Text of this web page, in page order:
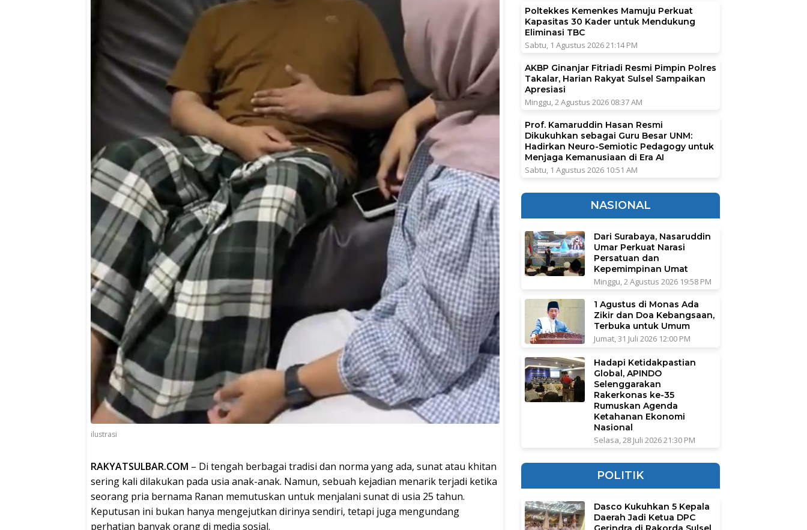
ilustrasi
RAKYATSULBAR.COM – Di tengah berbagai tradisi dan norma yang ada, sunat atau khitan
sering kali dilakukan pada usia anak-anak. Namun, sebuah kejadian menarik terjadi ketika
seorang pria bernama Ranan memutuskan untuk menjalani sunat di usia 25 tahun.
Keputusan ini bukan hanya mengejutkan dirinya sendiri, tetapi juga mengundang
perhatian banyak orang di media sosial.
Poltekkes Kemenkes Mamuju Perkuat
Kapasitas 30 Kader untuk Mendukung
Eliminasi TBC
Sabtu, 1 Agustus 2026 21:14 PM
AKBP Ginanjar Fitriadi Resmi Pimpin Polres
Takalar, Harian Rakyat Sulsel Sampaikan
Apresiasi
Minggu, 2 Agustus 2026 08:37 AM
Prof. Kamaruddin Hasan Resmi
Dikukuhkan sebagai Guru Besar UNM:
Hadirkan Neuro-Semiotic Pedagogy untuk
Menjaga Kemanusiaan di Era AI
Sabtu, 1 Agustus 2026 10:51 AM
NASIONAL
Dari Surabaya, Nasaruddin
Umar Perkuat Narasi
Persatuan dan
Kepemimpinan Umat
Minggu, 2 Agustus 2026 19:58 PM
1 Agustus di Monas Ada
Zikir dan Doa Kebangsaan,
Terbuka untuk Umum
Jumat, 31 Juli 2026 12:00 PM
Hadapi Ketidakpastian
Global, APINDO
Selenggarakan
Rakerkonas ke-35
Rumuskan Agenda
Ketahanan Ekonomi
Nasional
Selasa, 28 Juli 2026 21:30 PM
POLITIK
Dasco Kukuhkan 5 Kepala
Daerah Jadi Ketua DPC